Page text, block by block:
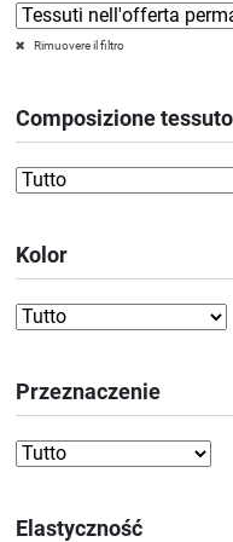
Rimuovere il filtro
Composizione tessuto
Kolor
Przeznaczenie
Elastyczność